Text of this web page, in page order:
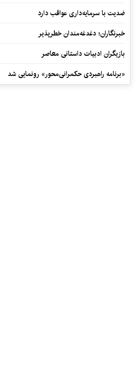
ضدیت با سرمایه‌داری عواقب دارد
خبرنگاران؛ دغدغه‌مندان خطرپذیر
بازیگران ادبیات داستانی معاصر
«برنامه راهبردی حکمرانی‌محور» رونمایی شد